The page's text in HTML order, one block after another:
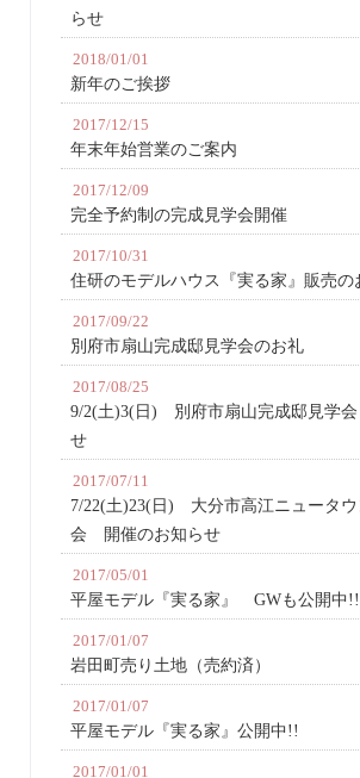
らせ
新年のご挨拶
2018/01/01
年末年始営業のご案内
2017/12/15
完全予約制の完成見学会開催
2017/12/09
住研のモデルハウス『実る家』販売の
2017/10/31
別府市扇山完成邸見学会のお礼
2017/09/22
9/2(土)3(日) 別府市扇山完成邸見学
せ
2017/08/25
7/22(土)23(日) 大分市高江ニュータ
会 開催のお知らせ
2017/07/11
平屋モデル『実る家』 GWも公開中!!
2017/05/01
岩田町売り土地（売約済）
2017/01/07
平屋モデル『実る家』公開中!!
2017/01/07
2017/01/01